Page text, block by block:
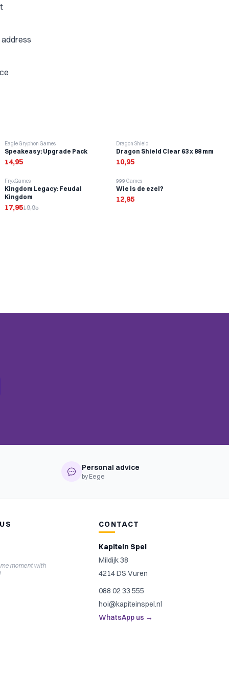
address
Eagle Gryphon Games
Speakeasy: Upgrade Pack
14,95
Dragon Shield
Dragon Shield Clear 63 x 88 mm
10,95
-10%
FryxGames
Kingdom Legacy: Feudal
Kingdom
17,9519,95
999 Games
Wie is de ezel?
12,95
Personal advice
by Eege
moment with
CONTACT
Kapitein Spel
Mildijk 38
4214 DS Vuren
088 02 33 555
hoi@kapiteinspel.nl
WhatsApp us →